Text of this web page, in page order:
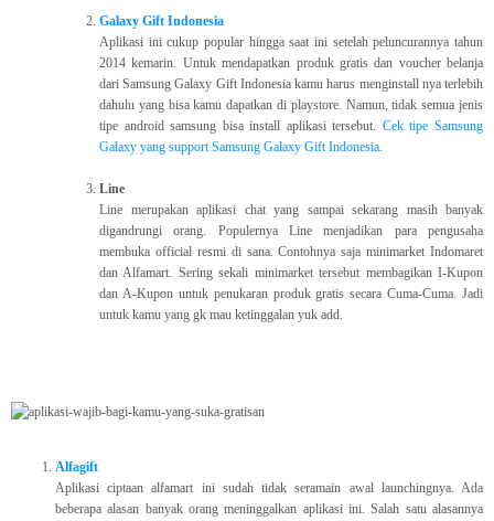
Galaxy Gift Indonesia
Aplikasi ini cukup popular hingga saat ini setelah peluncurannya tahun
2014 kemarin. Untuk mendapatkan produk gratis dan voucher belanja
dari Samsung Galaxy Gift Indonesia kamu harus menginstall nya terlebih
dahulu yang bisa kamu dapatkan di playstore. Namun, tidak semua jenis
tipe android samsung bisa install aplikasi tersebut. Cek tipe Samsung
Galaxy yang support Samsung Galaxy Gift Indonesia.
Line
Line merupakan aplikasi chat yang sampai sekarang masih banyak
digandrungi orang. Populernya Line menjadikan para pengusaha
membuka official resmi di sana. Contohnya saja minimarket Indomaret
dan Alfamart. Sering sekali minimarket tersebut membagikan I-Kupon
dan A-Kupon untuk penukaran produk gratis secara Cuma-Cuma. Jadi
untuk kamu yang gk mau ketinggalan yuk add.
Alfagift
Aplikasi ciptaan alfamart ini sudah tidak seramain awal launchingnya. Ada
beberapa alasan banyak orang meninggalkan aplikasi ini. Salah satu alasannya